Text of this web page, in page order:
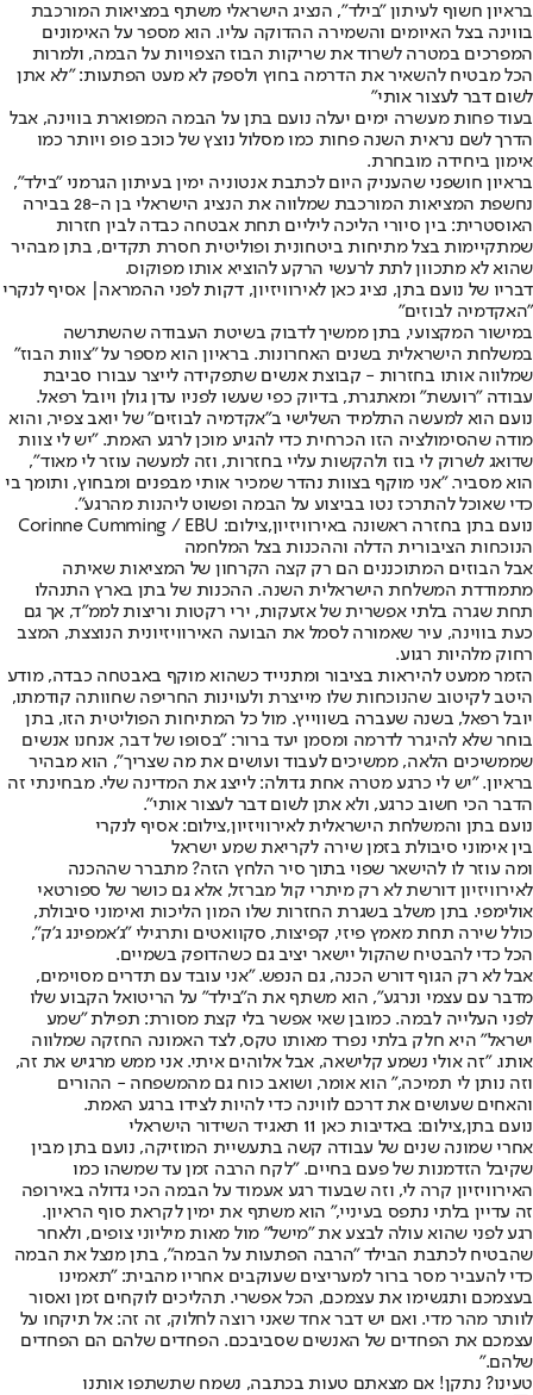
בראיון חשוף לעיתון "בילד", הנציג הישראלי משתף במציאות המורכבת
בווינה בצל האיומים והשמירה ההדוקה עליו. הוא מספר על האימונים
המפרכים במטרה לשרוד את שריקות הבוז הצפויות על הבמה, ולמרות
הכל מבטיח להשאיר את הדרמה בחוץ ולספק לא מעט הפתעות: "לא אתן
לשום דבר לעצור אותי"
בעוד פחות מעשרה ימים יעלה נועם בתן על הבמה המפוארת בווינה, אבל
הדרך לשם נראית השנה פחות כמו מסלול נוצץ של כוכב פופ ויותר כמו
אימון ביחידה מובחרת.
בראיון חושפני שהעניק היום לכתבת אנטוניה ימין בעיתון הגרמני "בילד",
נחשפת המציאות המורכבת שמלווה את הנציג הישראלי בן ה-28 בבירה
האוסטרית: בין סיורי הליכה ליליים תחת אבטחה כבדה לבין חזרות
שמתקיימות בצל מתיחות ביטחונית ופוליטית חסרת תקדים, בתן מבהיר
שהוא לא מתכוון לתת לרעשי הרקע להוציא אותו מפוקוס.
דבריו של נועם בתן, נציג כאן לאירוויזיון, דקות לפני ההמראה| אסיף לנקרי
"האקדמיה לבוזים"
במישור המקצועי, בתן ממשיך לדבוק בשיטת העבודה שהשתרשה
במשלחת הישראלית בשנים האחרונות. בראיון הוא מספר על "צוות הבוז"
שמלווה אותו בחזרות - קבוצת אנשים שתפקידה לייצר עבורו סביבת
עבודה "רועשת" ומאתגרת, בדיוק כפי שעשו לפניו עדן גולן ויובל רפאל.
נועם הוא למעשה התלמיד השלישי ב"אקדמיה לבוזים" של יואב צפיר, והוא
מודה שהסימולציה הזו הכרחית כדי להגיע מוכן לרגע האמת. "יש לי צוות
שדואג לשרוק לי בוז ולהקשות עליי בחזרות, וזה למעשה עוזר לי מאוד",
הוא מסביר. "אני מוקף בצוות נהדר שמכיר אותי מבפנים ומבחוץ, ותומך בי
כדי שאוכל להתרכז נטו בביצוע על הבמה ופשוט ליהנות מהרגע".
נועם בתן בחזרה ראשונה באירוויזיון,צילום: Corinne Cumming / EBU
הנוכחות הציבורית הדלה וההכנות בצל המלחמה
אבל הבוזים המתוכננים הם רק קצה הקרחון של המציאות שאיתה
מתמודדת המשלחת הישראלית השנה. ההכנות של בתן בארץ התנהלו
תחת שגרה בלתי אפשרית של אזעקות, ירי רקטות וריצות לממ"ד, אך גם
כעת בווינה, עיר שאמורה לסמל את הבועה האירוויזיונית הנוצצת, המצב
רחוק מלהיות רגוע.
הזמר ממעט להיראות בציבור ומתנייד כשהוא מוקף באבטחה כבדה, מודע
היטב לקיטוב שהנוכחות שלו מייצרת ולעוינות החריפה שחוותה קודמתו,
יובל רפאל, בשנה שעברה בשווייץ. מול כל המתיחות הפוליטית הזו, בתן
בוחר שלא להיגרר לדרמה ומסמן יעד ברור: "בסופו של דבר, אנחנו אנשים
שממשיכים הלאה, ממשיכים לעבוד ועושים את מה שצריך", הוא מבהיר
בראיון. "יש לי כרגע מטרה אחת גדולה: לייצג את המדינה שלי. מבחינתי זה
הדבר הכי חשוב כרגע, ולא אתן לשום דבר לעצור אותי".
נועם בתן והמשלחת הישראלית לאירוויזיון,צילום: אסיף לנקרי
בין אימוני סיבולת בזמן שירה לקריאת שמע ישראל
ומה עוזר לו להישאר שפוי בתוך סיר הלחץ הזה? מתברר שההכנה
לאירוויזיון דורשת לא רק מיתרי קול מברזל, אלא גם כושר של ספורטאי
אולימפי. בתן משלב בשגרת החזרות שלו המון הליכות ואימוני סיבולת,
כולל שירה תחת מאמץ פיזי, קפיצות, סקוואטים ותרגילי "ג'אמפינג ג'ק",
הכל כדי להבטיח שהקול יישאר יציב גם כשהדופק בשמיים.
אבל לא רק הגוף דורש הכנה, גם הנפש. "אני עובד עם תדרים מסוימים,
מדבר עם עצמי ונרגע", הוא משתף את ה"בילד" על הריטואל הקבוע שלו
לפני העלייה לבמה. כמובן שאי אפשר בלי קצת מסורת: תפילת "שמע
ישראל" היא חלק בלתי נפרד מאותו טקס, לצד האמונה החזקה שמלווה
אותו. "זה אולי נשמע קלישאה, אבל אלוהים איתי. אני ממש מרגיש את זה,
וזה נותן לי תמיכה," הוא אומר, ושואב כוח גם מהמשפחה - ההורים
והאחים שעושים את דרכם לווינה כדי להיות לצידו ברגע האמת.
נועם בתן,צילום: באדיבות כאן 11 תאגיד השידור הישראלי
אחרי שמונה שנים של עבודה קשה בתעשיית המוזיקה, נועם בתן מבין
שקיבל הזדמנות של פעם בחיים. "לקח הרבה זמן עד שמשהו כמו
האירוויזיון קרה לי, וזה שבעוד רגע אעמוד על הבמה הכי גדולה באירופה
זה עדיין בלתי נתפס בעיניי," הוא משתף את ימין לקראת סוף הראיון.
רגע לפני שהוא עולה לבצע את "מישל" מול מאות מיליוני צופים, ולאחר
שהבטיח לכתבת הבילד "הרבה הפתעות על הבמה", בתן מנצל את הבמה
כדי להעביר מסר ברור למעריצים שעוקבים אחריו מהבית: "תאמינו
בעצמכם ותגשימו את עצמכם, הכל אפשרי. תהליכים לוקחים זמן ואסור
לוותר מהר מדי. ואם יש דבר אחד שאני רוצה לחלוק, זה זה: אל תיקחו על
עצמכם את הפחדים של האנשים שסביבכם. הפחדים שלהם הם הפחדים
שלהם."
טעינו? נתקן! אם מצאתם טעות בכתבה, נשמח שתשתפו אותנו